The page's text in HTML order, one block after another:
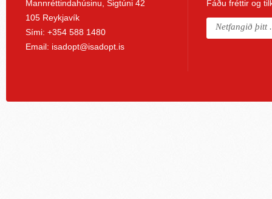
Mannréttindahúsinu, Sigtúni 42
105 Reykjavík
Sími: +354 588 1480
Email: isadopt@isadopt.is
Fáðu fréttir og